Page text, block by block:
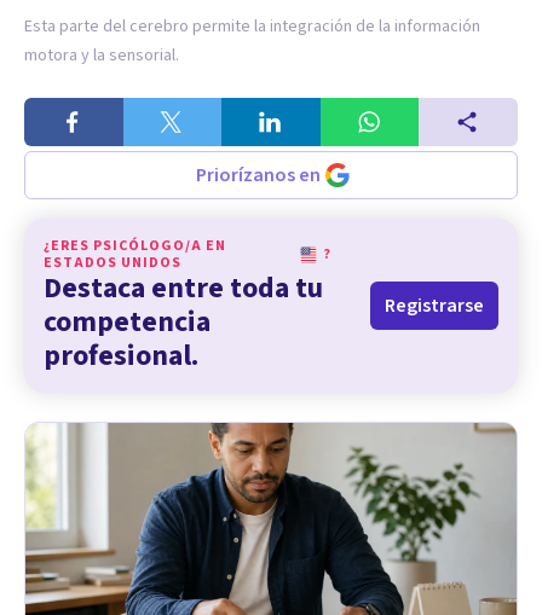
Esta parte del cerebro permite la integración de la información
motora y la sensorial.
Priorízanos en
¿ERES PSICÓLOGO/A EN
ESTADOS UNIDOS
?
Destaca entre toda tu
competencia
profesional.
Registrarse